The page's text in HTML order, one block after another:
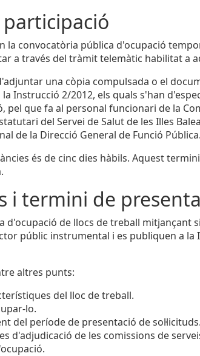
participació
la convocatòria pública d'ocupació
a través del tràmit telemàtic habilitat a
una còpia compulsada o el
la Instrucció 2/2012, els quals s'han
pel que fa al personal funcionari de la
del Servei de Salut de les Illes
de la Direcció General de Funció Pública.
és de cinc dies hàbils. Aquest
i termini de
d'ocupació de llocs de treball mitjançant
públic instrumental i es publiquen a
altres punts:
del lloc de treball.
lo.
del període de presentació de sol·licituds.
d'adjudicació de les comissions de